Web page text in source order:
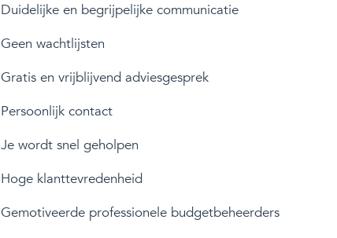
Duidelijke en begrijpelijke communicatie
Geen wachtlijsten
Gratis en vrijblijvend adviesgesprek
Persoonlijk contact
Je wordt snel geholpen
Hoge klanttevredenheid
Gemotiveerde professionele budgetbeheerders